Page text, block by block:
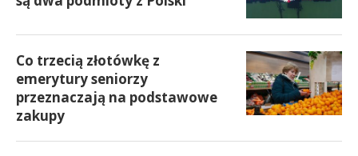
Co trzecią złotówkę z
emerytury seniorzy
przeznaczają na podstawowe
zakupy